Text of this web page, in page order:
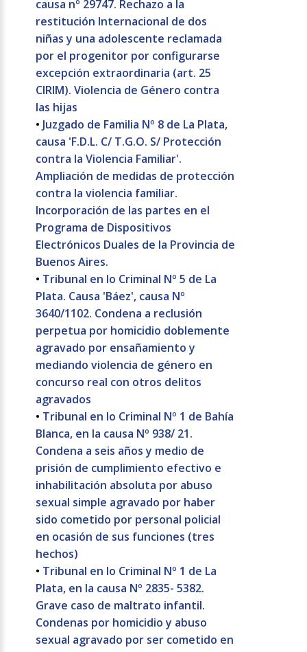
causa nº 29747. Rechazo a la
restitución Internacional de dos
niñas y una adolescente reclamada
por el progenitor por configurarse
excepción extraordinaria (art. 25
CIRIM). Violencia de Género contra
las hijas
• Juzgado de Familia Nº 8 de La Plata,
causa 'F.D.L. C/ T.G.O. S/ Protección
contra la Violencia Familiar'.
Ampliación de medidas de protección
contra la violencia familiar.
Incorporación de las partes en el
Programa de Dispositivos
Electrónicos Duales de la Provincia de
Buenos Aires.
• Tribunal en lo Criminal Nº 5 de La
Plata. Causa 'Báez', causa Nº
3640/1102. Condena a reclusión
perpetua por homicidio doblemente
agravado por ensañamiento y
mediando violencia de género en
concurso real con otros delitos
agravados
• Tribunal en lo Criminal Nº 1 de Bahía
Blanca, en la causa Nº 938/ 21.
Condena a seis años y medio de
prisión de cumplimiento efectivo e
inhabilitación absoluta por abuso
sexual simple agravado por haber
sido cometido por personal policial
en ocasión de sus funciones (tres
hechos)
• Tribunal en lo Criminal Nº 1 de La
Plata, en la causa Nº 2835- 5382.
Grave caso de maltrato infantil.
Condenas por homicidio y abuso
sexual agravado por ser cometido en